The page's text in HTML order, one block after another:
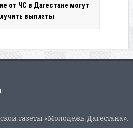
от ЧС в Дагестане могут
выплаты
газеты «Молодежь Дагестана».